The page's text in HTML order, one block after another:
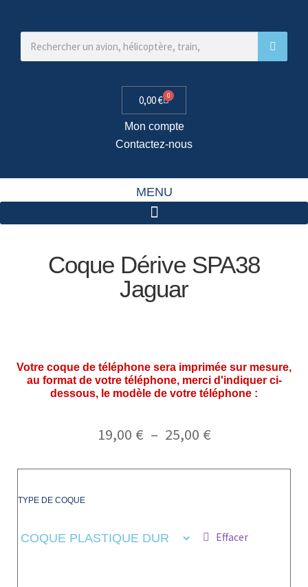
0,00€ 0
Mon compte
Contactez-nous
MENU
Coque Dérive SPA38
Jaguar
Votre coque de téléphone sera imprimée sur mesure,
au format de votre téléphone, merci d'indiquer ci-
dessous, le modèle de votre téléphone :
19,00 € – 25,00 €
TYPE DE COQUE
Effacer